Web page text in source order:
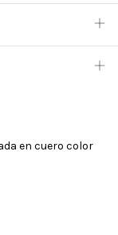
en cuero color